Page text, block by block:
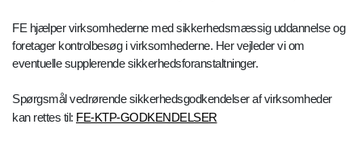
FE hjælper virksomhederne med sikkerhedsmæssig uddannelse og
foretager kontrolbesøg i virksomhederne. Her vejleder vi om
eventuelle supplerende sikkerhedsforanstaltninger.
Spørgsmål vedrørende sikkerhedsgodkendelser af virksomheder
kan rettes til: FE-KTP-GODKENDELSER